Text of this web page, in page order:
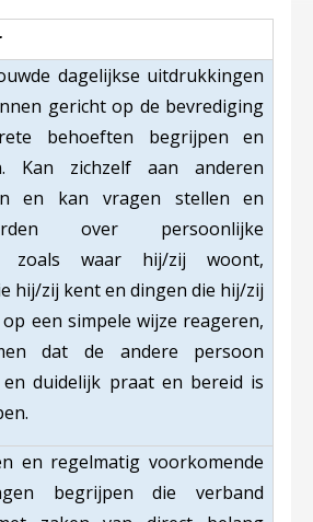
dagelijkse uitdrukkingen
gericht op de bevrediging
behoeften begrijpen en
Kan zichzelf aan anderen
en kan vragen stellen en
over persoonlijke
zoals waar hij/zij woont,
hij/zij kent en dingen die hij/zij
een simpele wijze reageren,
dat de andere persoon
en duidelijk praat en bereid is
en regelmatig voorkomende
begrijpen die verband